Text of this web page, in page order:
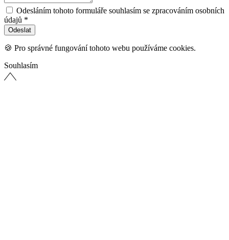
Odesláním tohoto formuláře souhlasím se zpracováním osobních
údajů *
🍪 Pro správné fungování tohoto webu používáme cookies.
Souhlasím